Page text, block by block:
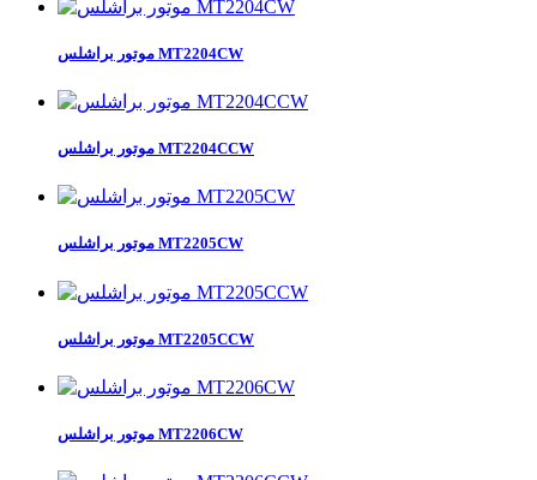
موتور براشلس MT2204CW
موتور براشلس MT2204CCW
موتور براشلس MT2205CW
موتور براشلس MT2205CCW
موتور براشلس MT2206CW